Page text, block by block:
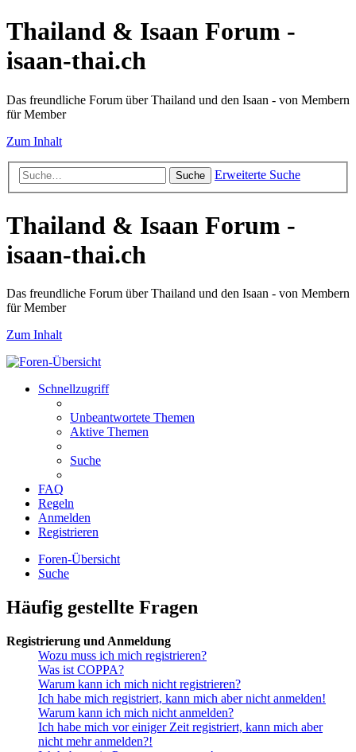
Thailand & Isaan Forum -
isaan-thai.ch
Das freundliche Forum über Thailand und den Isaan - von Membern
für Member
Zum Inhalt
Suche Erweiterte Suche
Thailand & Isaan Forum -
isaan-thai.ch
Das freundliche Forum über Thailand und den Isaan - von Membern
für Member
Zum Inhalt
Schnellzugriff
Unbeantwortete Themen
Aktive Themen
Suche
FAQ
Regeln
Anmelden
Registrieren
Foren-Übersicht
Suche
Häufig gestellte Fragen
Registrierung und Anmeldung
Wozu muss ich mich registrieren?
Was ist COPPA?
Warum kann ich mich nicht registrieren?
Ich habe mich registriert, kann mich aber nicht anmelden!
Warum kann ich mich nicht anmelden?
Ich habe mich vor einiger Zeit registriert, kann mich aber
nicht mehr anmelden?!